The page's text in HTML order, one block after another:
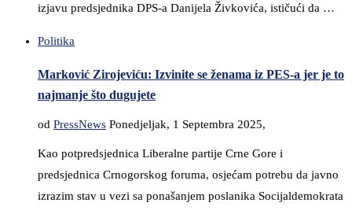
izjavu predsjednika DPS-a Danijela Živkovića, ističući da …
Politika
Marković Zirojeviću: Izvinite se ženama iz PES-a jer je to
najmanje što dugujete
od PressNews Ponedjeljak, 1 Septembra 2025,
Kao potpredsjednica Liberalne partije Crne Gore i
predsjednica Crnogorskog foruma, osjećam potrebu da javno
izrazim stav u vezi sa ponašanjem poslanika Socijaldemokrata